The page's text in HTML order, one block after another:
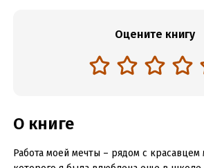
Оцените книгу
О книге
Работа моей мечты – рядом с красавцем